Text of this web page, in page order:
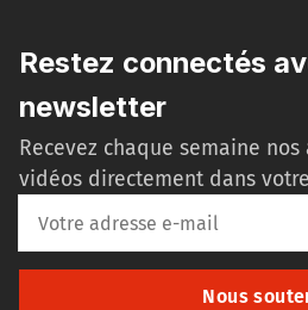
Restez connectés
newsletter
Recevez chaque semaine
vidéos directement dans
Nous